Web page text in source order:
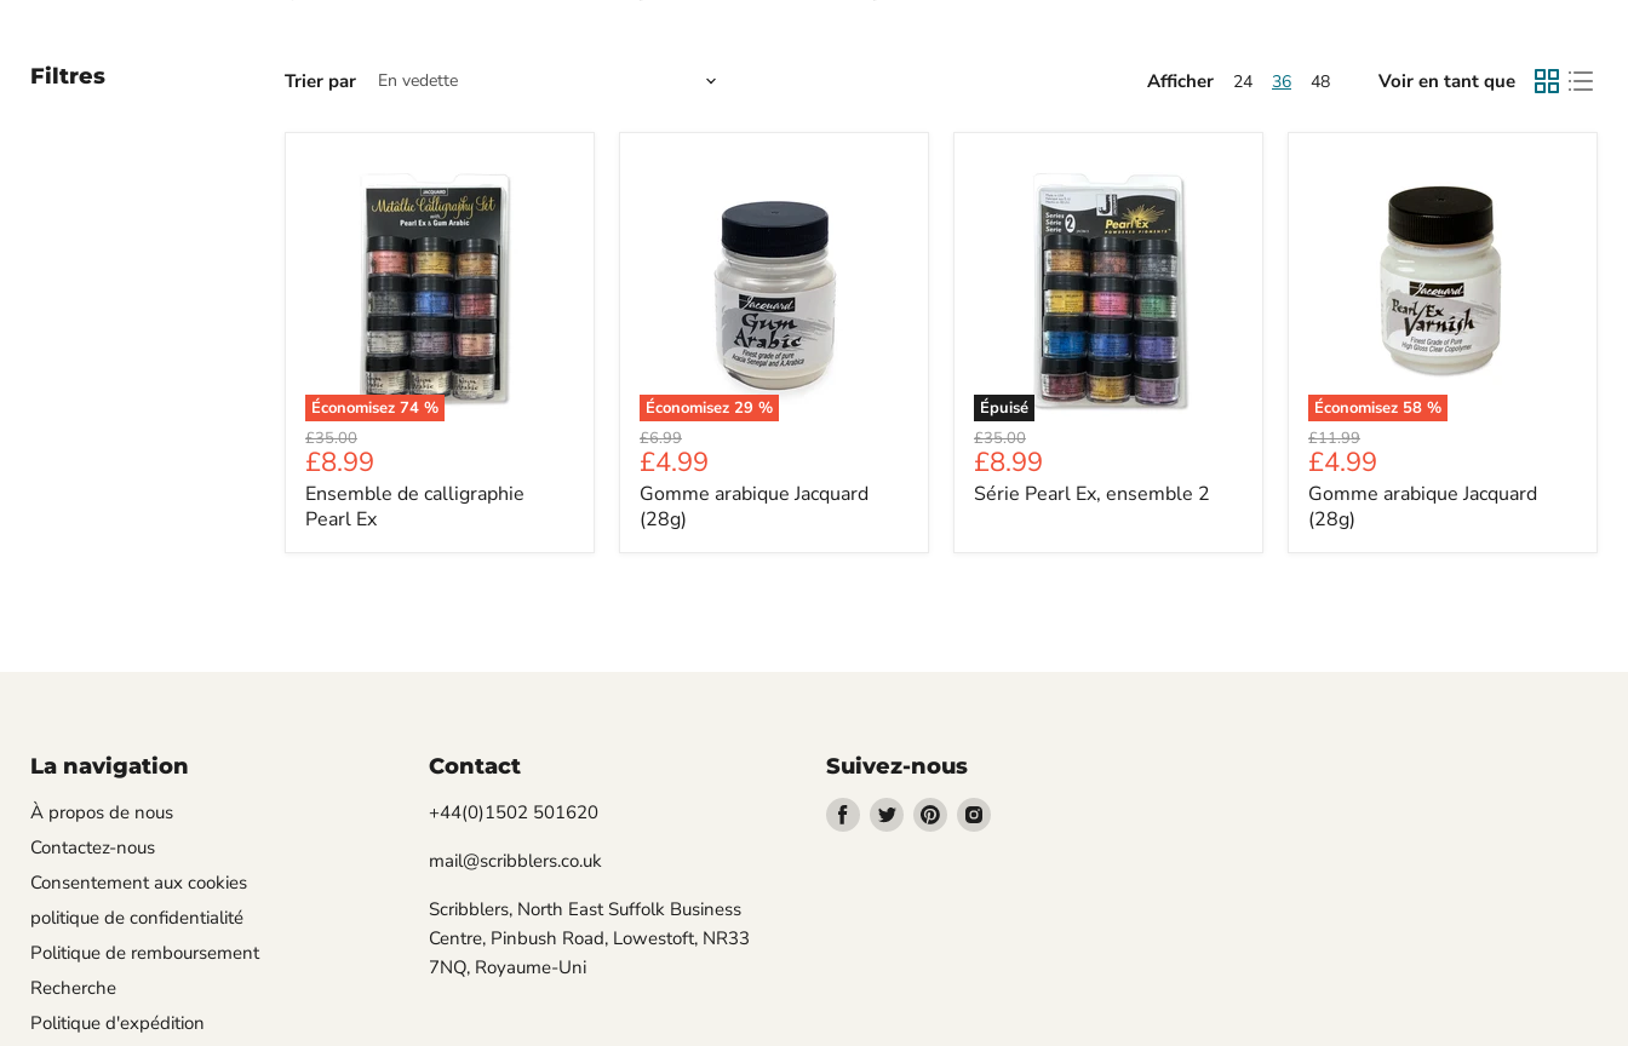
Filtres Trier par Afficher 24 36 48 Voir en tant que
Économisez 74 %
Prix
d'origine
£35.00
Prix
actuel
£8.99
Ensemble de calligraphie
Pearl Ex
Économisez 29 %
Prix
d'origine
£6.99
Prix
actuel
£4.99
Gomme arabique Jacquard
(28g)
Épuisé
Prix
d'origine
£35.00
Prix
£8.99
Série Pearl Ex, ensemble 2
Économisez 58 %
Prix
d'origine
£11.99
Prix
actuel
£4.99
Gomme arabique Jacquard
(28g)
La navigation
À propos de nous
Contactez-nous
Consentement aux cookies
politique de confidentialité
Politique de remboursement
Recherche
Politique d'expédition
Contact
+44(0)1502 501620
mail@scribblers.co.uk
Scribblers, North East Suffolk Business
Centre, Pinbush Road, Lowestoft, NR33
7NQ, Royaume-Uni
Suivez-nous
Trouvez-Trouvez-Trouvez-Trouvez-